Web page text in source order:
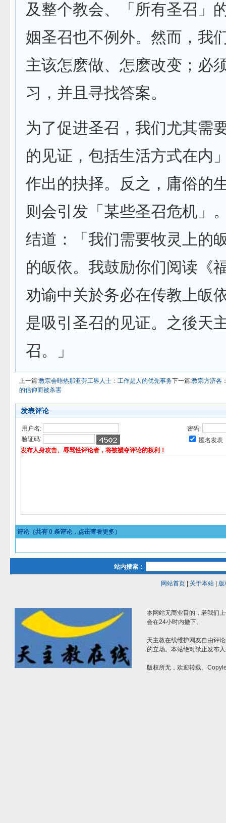
及整个教会、「所有圣召」
姻圣召也不例外。然而，我
主该怎麽做、怎麽改变；必
习，并且寻找答案。
为了促进圣召，我们尤其需
的见证，包括生活方式在内
作出的抉择。反之，庸俗的
则会引发「某些圣召危机」
结道：「我们需要牧灵上的
的皈依。我鼓励你们阅读《
劝谕中关於务必在传教上皈
是吸引圣召的见证。之後天
召。」
上一篇:教宗会晤热那亚劳工界人士：工作是人的优先事务下一篇:教宗方济各
的信仰而被杀害
发表评论
用户名:
密码:
验证码:
匿名发表
发布人身攻击、辱骂性评论者，将被褫夺评论的权利！
评论（共有 0 条评论，点击查看更多）
站内搜索：
网站首页| 关于本站| 版
本网站无商业目的，若我们
会在24小时内撤下。
天主教在线维护网友自由评
的立场。本站绝对禁止发布
版权所无，欢迎转载。